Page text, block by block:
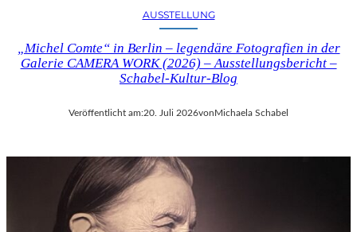
AUSSTELLUNG
„Michel Comte“ in Berlin – legendäre Fotografien in der
Galerie CAMERA WORK (2026) – Ausstellungsbericht –
Schabel-Kultur-Blog
Veröffentlicht am:20. Juli 2026von Michaela Schabel